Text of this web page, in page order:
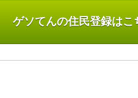
ゲソてんの住民登録はこ